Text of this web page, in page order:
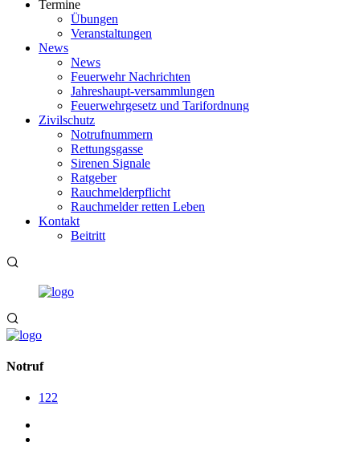
Termine
Übungen
Veranstaltungen
News
News
Feuerwehr Nachrichten
Jahreshaupt-versammlungen
Feuerwehrgesetz und Tarifordnung
Zivilschutz
Notrufnummern
Rettungsgasse
Sirenen Signale
Ratgeber
Rauchmelderpflicht
Rauchmelder retten Leben
Kontakt
Beitritt
Notruf
122